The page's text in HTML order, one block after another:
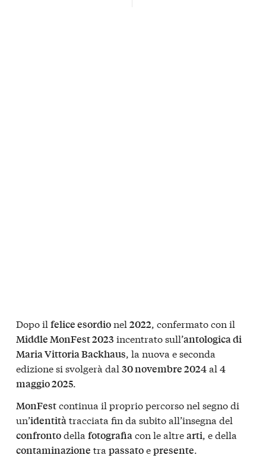
Dopo il felice esordionel 2022, confermato con il
Middle MonFest 2023 incentrato sull’antologica di
Maria Vittoria Backhaus, la nuova e seconda
edizione si svolgerà dal 30 novembre 2024al 4
maggio 2025.
MonFestcontinua il proprio percorso nel segno di
un’identitàtracciata fin da subito all’insegna del
confrontodella fotografiacon le altrearti, e della
contaminazione tra passatoepresente.